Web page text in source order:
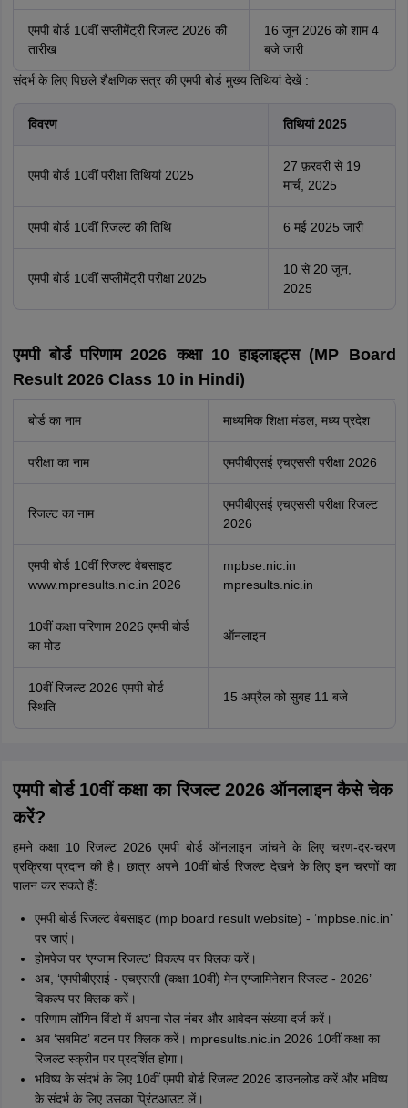
एमपी बोर्ड 10वीं सप्लीमेंट्री रिजल्ट 2026 की
तारीख
16 जून 2026 को शाम 4
बजे जारी
संदर्भ के लिए पिछले शैक्षणिक सत्र की एमपी बोर्ड मुख्य तिथियां देखें :
विवरण तिथियां 2025
एमपी बोर्ड 10वीं परीक्षा तिथियां 2025
27 फ़रवरी से 19
मार्च, 2025
एमपी बोर्ड 10वीं रिजल्ट की तिथि 6 मई 2025 जारी
एमपी बोर्ड 10वीं सप्लीमेंट्री परीक्षा 2025
10 से 20 जून,
2025
एमपी बोर्ड परिणाम 2026 कक्षा 10 हाइलाइट्स (MP Board
Result 2026 Class 10 in Hindi)
बोर्ड का नाम माध्यमिक शिक्षा मंडल, मध्य प्रदेश
परीक्षा का नाम एमपीबीएसई एचएससी परीक्षा 2026
रिजल्ट का नाम
एमपीबीएसई एचएससी परीक्षा रिजल्ट
2026
एमपी बोर्ड 10वीं रिजल्ट वेबसाइट
www.mpresults.nic.in 2026
mpbse.nic.in
mpresults.nic.in
10वीं कक्षा परिणाम 2026 एमपी बोर्ड
का मोड
ऑनलाइन
10वीं रिजल्ट 2026 एमपी बोर्ड
स्थिति
15 अप्रैल को सुबह 11 बजे
एमपी बोर्ड 10वीं कक्षा का रिजल्ट 2026 ऑनलाइन कैसे चेक
करें?
हमने कक्षा 10 रिजल्ट 2026 एमपी बोर्ड ऑनलाइन जांचने के लिए चरण-दर-चरण
प्रक्रिया प्रदान की है। छात्र अपने 10वीं बोर्ड रिजल्ट देखने के लिए इन चरणों का
पालन कर सकते हैं:
एमपी बोर्ड रिजल्ट वेबसाइट (mp board result website) - ‘mpbse.nic.in’
पर जाएं।
होमपेज पर ‘एग्जाम रिजल्ट’ विकल्प पर क्लिक करें।
अब, ‘एमपीबीएसई - एचएससी (कक्षा 10वीं) मेन एग्जामिनेशन रिजल्ट - 2026’
विकल्प पर क्लिक करें।
परिणाम लॉगिन विंडो में अपना रोल नंबर और आवेदन संख्या दर्ज करें।
अब ‘सबमिट’ बटन पर क्लिक करें। mpresults.nic.in 2026 10वीं कक्षा का
रिजल्ट स्क्रीन पर प्रदर्शित होगा।
भविष्य के संदर्भ के लिए 10वीं एमपी बोर्ड रिजल्ट 2026 डाउनलोड करें और भविष्य
के संदर्भ के लिए उसका प्रिंटआउट लें।